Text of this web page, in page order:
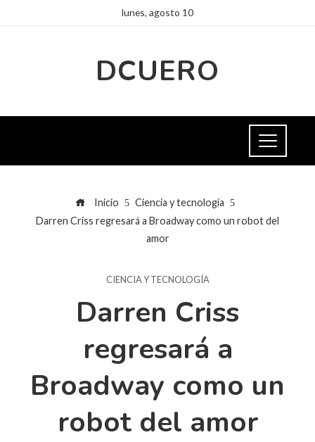
lunes, agosto 10
DCUERO
Inicio
Ciencia y tecnología
Darren Criss regresará a Broadway como un robot del
amor
CIENCIA Y TECNOLOGÍA
Darren Criss
regresará a
Broadway como un
robot del amor